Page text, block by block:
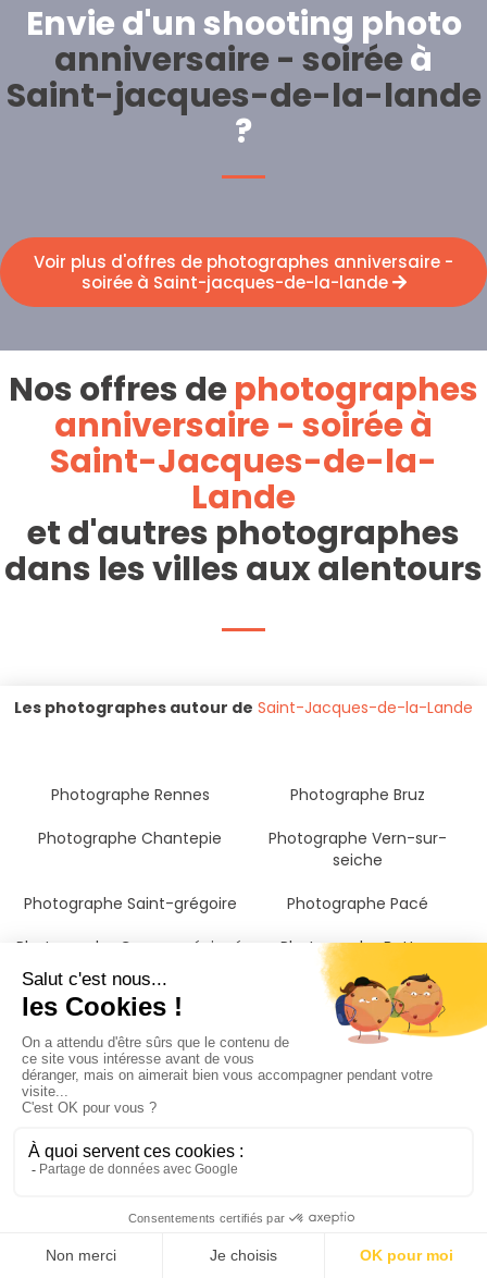
Envie d'un shooting photo
anniversaire - soiréeà
Saint-jacques-de-la-lande
?
Voir plus d'offres de photographes anniversaire -
soirée à Saint-jacques-de-la-lande
Nos offres dephotographes
anniversaire - soirée à
Saint-Jacques-de-la-
Lande
et d'autres photographes
dans les villes aux alentours
Les photographes autour de Saint-Jacques-de-la-Lande
Photographe Rennes
Photographe Bruz
Photographe Chantepie
Photographe Vern-sur-
seiche
Photographe Saint-grégoire
Photographe Pacé
Photographe Cesson-sévigné
Photographe Betton
Photographe Janzé
Photographe Vitré
Photographe Châteaubriant
Photographe Dinan
Photographe Fougères
Photographe Ploërmel
Photographe Redon
Photographe Saint-Jacques-